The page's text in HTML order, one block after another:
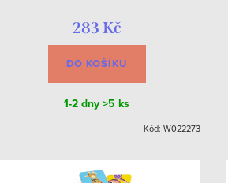
283 Kč
DO KOŠÍKU
1-2 dny>5 ks
Kód: W022273